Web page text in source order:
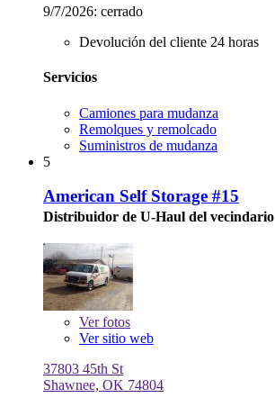
9/7/2026: cerrado
Devolución del cliente 24 horas
Servicios
Camiones para mudanza
Remolques y remolcado
Suministros de mudanza
5
American Self Storage #15
Distribuidor de U-Haul del vecindario
Verfotos
Ver sitio web
37803 45th St
Shawnee, OK 74804